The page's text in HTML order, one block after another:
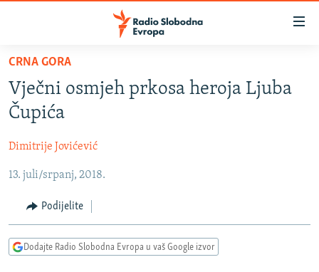
Pređite
glavni
sadržaj
Pređite
na
navigaciju
Pređite
pretragu
BOSNA I HERCEGOVINA
SRBIJA
KOSOVO
CRNA GORA
VIZUELNO
FOTOGALERIJE
PODCASTI
RAT U UKRAJINI
CRNA GORA
Vječni osmjeh prkosa heroja Ljuba
Čupića
Dimitrije Jovićević
13. juli/srpanj, 2018.
Podijelite
Dodajte Radio Slobodna Evropa u vaš Google izvor